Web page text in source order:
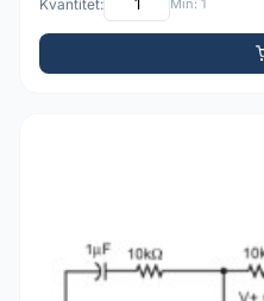
Kvantitet: Min: 1